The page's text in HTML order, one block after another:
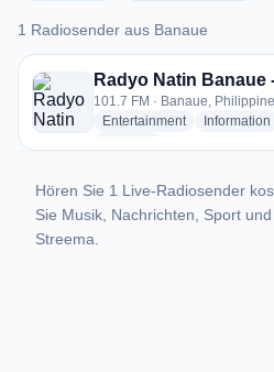
1 Radiosender aus Banaue
1 Radiosender aus Banaue
Radyo Natin Banaue
101.7 FM · Banaue,
Entertainmentradio stations
Information
Hören Sie 1 Live-Radiosender
Sie Musik, Nachrichten, Sport
Streema.